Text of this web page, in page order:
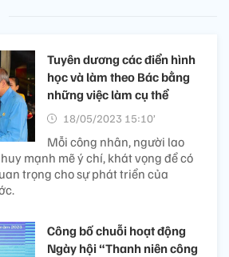
Tuyên dương các điển hình
học và làm theo Bác bằng
những việc làm cụ thể
18/05/2023 15:10’
Mỗi công nhân, người lao
mạnh mẽ ý chí, khát vọng để có
trọng cho sự phát triển của
Công bố chuỗi hoạt động
Ngày hội “Thanh niên công